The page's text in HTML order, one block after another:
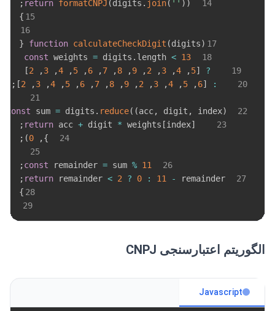
14
return formatCNPJ (digits . join( '' ) )
;
15
}
16
17
function calculateCheckDigit (digits)
{
18
const weights = digits . length < 13
19
?
[
5
,
4
,
3
,
2
,
9
,
8
,
7
,
6
,
5
,
4
,
3
,
2
]
20
:
[
6
,
5
,
4
,
3
,
2
,
9
,
8
,
7
,
6
,
5
,
4
,
3
,
2
]
;
21
22
const sum = digits . reduce( (acc, digit , index)
23
return acc + digit * weights [index]
;
24
}
,
0
)
;
25
26
const remainder = sum % 11
;
27
return remainder < 2 ? 0 : 11 - remainder
;
28
}
29
الگوریتم اعتبارسنجی CNPJ
Javascript